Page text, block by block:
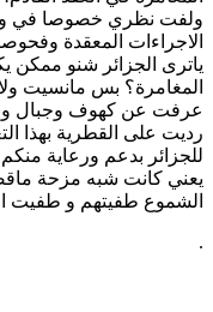
ولفت نظري خصوصا في
الاجراءات المعقدة
ياترى الجزائر شنو ممكن
المغامرة؟ بس مانسيت
عرفت عن كهوف وجبال
رديت على القطرية بهذا
للجزائر بدعم ورعاية
يعني كانت شبه مزحة
الشموع طفيتهم و طفيت
.